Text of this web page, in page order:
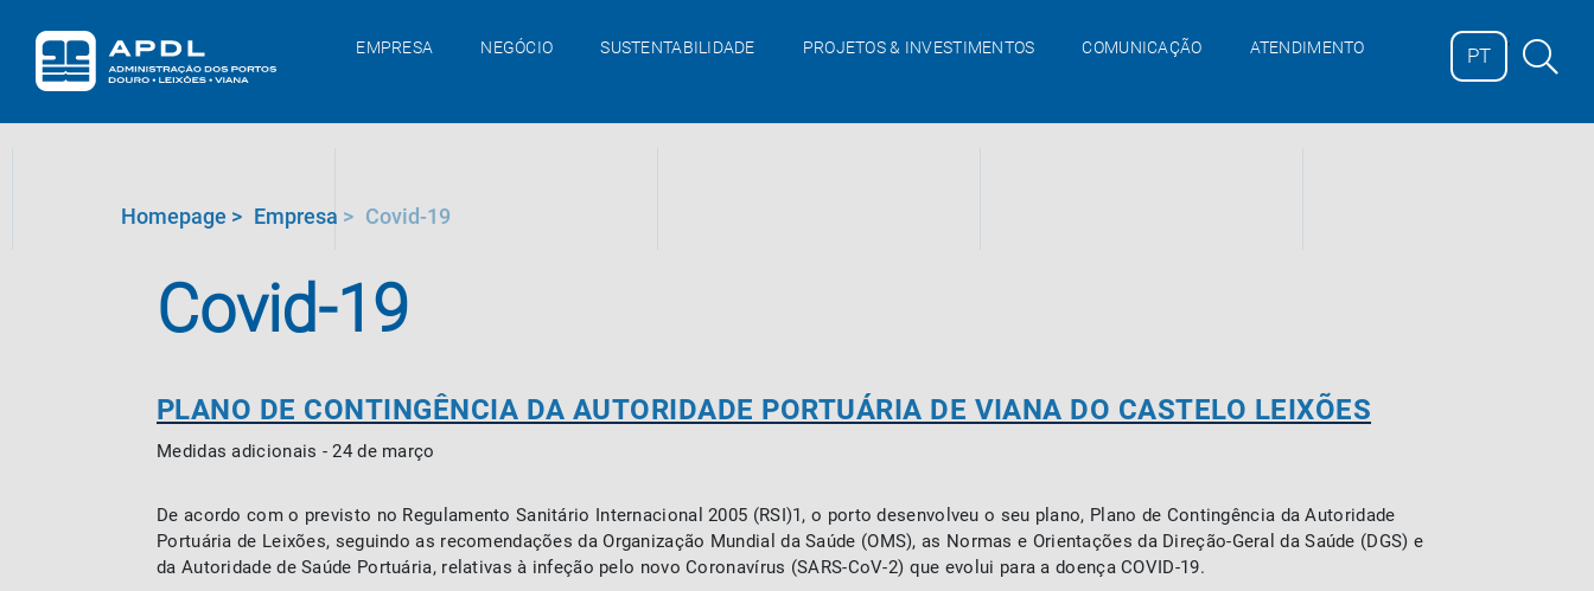
EMPRESA NEGÓCIO SUSTENTABILIDADE PROJETOS & INVESTIMENTOS COMUNICAÇÃO ATENDIMENTO PT
;
Homepage > Empresa > Covid-19
Covid-19
PLANO DE CONTINGÊNCIA DA AUTORIDADE PORTUÁRIA DE VIANA DO CASTELO LEIXÕES
Medidas adicionais - 24 de março
De acordo com o previsto no Regulamento Sanitário Internacional 2005 (RSI)1, o porto desenvolveu o seu plano, Plano de Contingência da Autoridade
Portuária de Leixões, seguindo as recomendações da Organização Mundial da Saúde (OMS), as Normas e Orientações da Direção-Geral da Saúde (DGS) e
da Autoridade de Saúde Portuária, relativas à infeção pelo novo Coronavírus (SARS-CoV-2) que evolui para a doença COVID-19.